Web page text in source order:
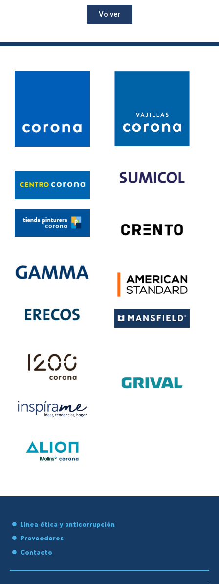
Volver
Línea ética y anticorrupción
Proveedores
Contacto